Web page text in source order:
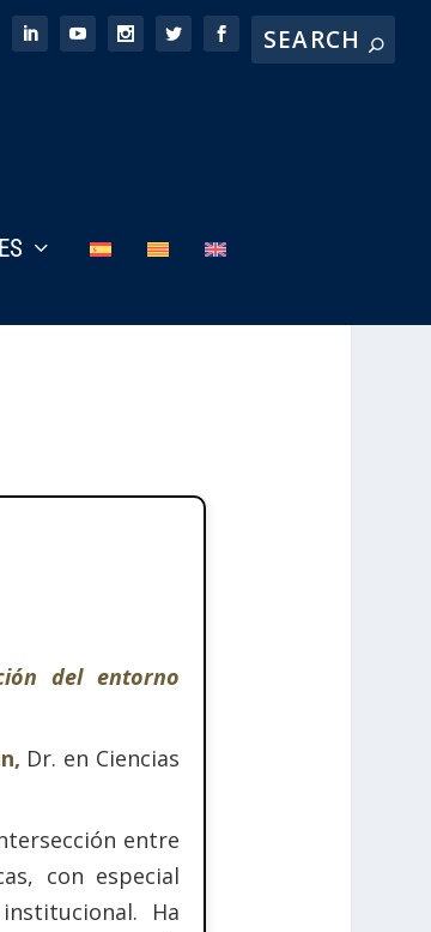
del entorno
Dr. en Ciencias
entre
con especial
Ha